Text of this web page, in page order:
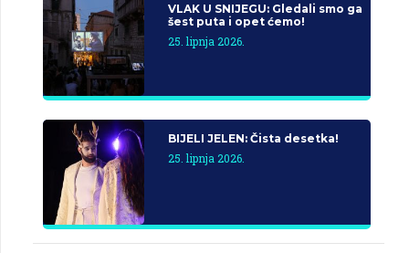
VLAK U SNIJEGU: Gledali smo ga
šest puta i opet ćemo!
25. lipnja 2026.
BIJELI JELEN: Čista desetka!
25. lipnja 2026.